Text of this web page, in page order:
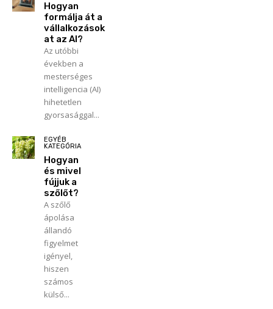
Hogyan
formálja át a
vállalkozások
at az AI?
Az utóbbi
években a
mesterséges
intelligencia (AI)
hihetetlen
gyorsasággal...
EGYÉB
KATEGÓRIA
Hogyan
és mivel
fújjuk a
szőlőt?
A szőlő
ápolása
állandó
figyelmet
igényel,
hiszen
számos
külső...